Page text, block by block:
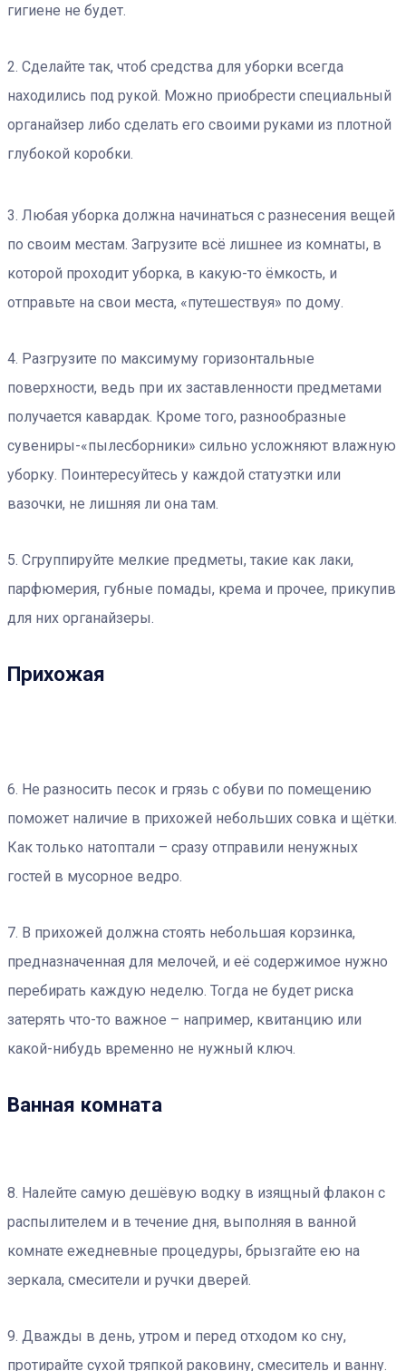
гигиене не будет.
2. Сделайте так, чтоб средства для уборки всегда
находились под рукой. Можно приобрести специальный
органайзер либо сделать его своими руками из плотной
глубокой коробки.
3. Любая уборка должна начинаться с разнесения вещей
по своим местам. Загрузите всё лишнее из комнаты, в
которой проходит уборка, в какую-то ёмкость, и
отправьте на свои места, «путешествуя» по дому.
4. Разгрузите по максимуму горизонтальные
поверхности, ведь при их заставленности предметами
получается кавардак. Кроме того, разнообразные
сувениры-«пылесборники» сильно усложняют влажную
уборку. Поинтересуйтесь у каждой статуэтки или
вазочки, не лишняя ли она там.
5. Сгруппируйте мелкие предметы, такие как лаки,
парфюмерия, губные помады, крема и прочее, прикупив
для них органайзеры.
Прихожая
6. Не разносить песок и грязь с обуви по помещению
поможет наличие в прихожей небольших совка и щётки.
Как только натоптали – сразу отправили ненужных
гостей в мусорное ведро.
7. В прихожей должна стоять небольшая корзинка,
предназначенная для мелочей, и её содержимое нужно
перебирать каждую неделю. Тогда не будет риска
затерять что-то важное – например, квитанцию или
какой-нибудь временно не нужный ключ.
Ванная комната
8. Налейте самую дешёвую водку в изящный флакон с
распылителем и в течение дня, выполняя в ванной
комнате ежедневные процедуры, брызгайте ею на
зеркала, смесители и ручки дверей.
9. Дважды в день, утром и перед отходом ко сну,
протирайте сухой тряпкой раковину, смеситель и ванну.